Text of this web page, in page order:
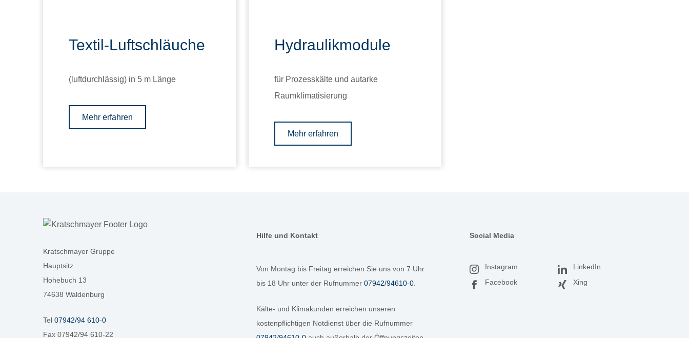
Textil-Luftschläuche
(luftdurchlässig) in 5 m Länge
Mehr erfahren
Hydraulikmodule
für Prozesskälte und autarke
Raumklimatisierung
Mehr erfahren
Kratschmayer Gruppe
Hauptsitz
Hohebuch 13
74638 Waldenburg
Tel 07942/94 610-0
Fax 07942/94 610-22
Hilfe und Kontakt
Von Montag bis Freitag erreichen Sie uns von 7 Uhr
bis 18 Uhr unter der Rufnummer 07942/94610-0.
Kälte- und Klimakunden erreichen unseren
kostenpflichtigen Notdienst über die Rufnummer
Social Media
Instagram
LinkedIn
Facebook
Xing